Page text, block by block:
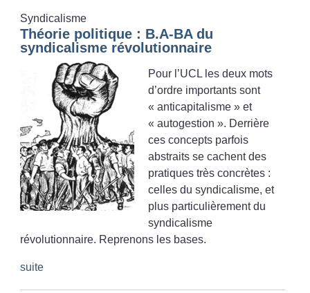
Syndicalisme
Théorie politique : B.A-BA du
syndicalisme révolutionnaire
Pour l’UCL les deux mots
d’ordre importants sont
« anticapitalisme » et
« autogestion ». Derrière
ces concepts parfois
abstraits se cachent des
pratiques très concrètes :
celles du syndicalisme, et
plus particulièrement du
syndicalisme
révolutionnaire. Reprenons les bases.
suite